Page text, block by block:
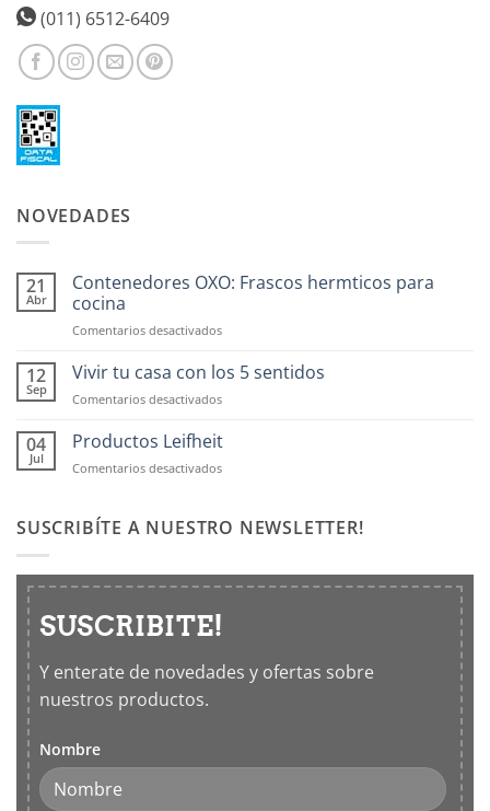
(011) 6512-6409
NOVEDADES
21
Abr
Contenedores OXO: Frascos hermticos para
cocina
Comentarios desactivadosen
OXO:
hermticos
cocina
12
Sep
Vivir tu casa con los 5 sentidos
Comentarios desactivadosen
tu
con
sentidos
04
Jul
Productos Leifheit
Comentarios desactivadosen
SUSCRIBÍTE A NUESTRO NEWSLETTER!
SUSCRIBITE!
Y enterate de novedades y ofertas sobre
nuestros productos.
Nombre